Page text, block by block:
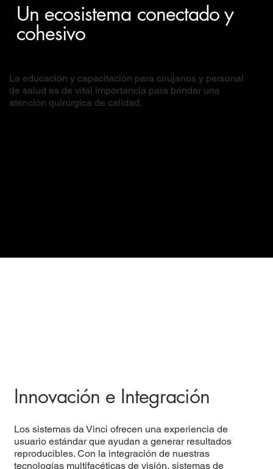
Un ecosistema conectado y
cohesivo
La educación y capacitación para cirujanos y personal
de salud es de vital importancia para brindar una
atención quirúrgica de calidad.
Innovación e Integración
Los sistemas da Vinci ofrecen una experiencia de
usuario estándar que ayudan a generar resultados
reproducibles. Con la integración de nuestras
tecnologías multifacéticas de visión, sistemas de